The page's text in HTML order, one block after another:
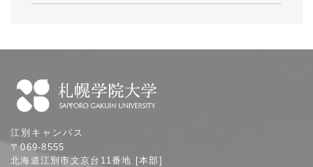
幌
学
江別キャンパス
〒069-8555
北海道江別市文京台11番地 [本部]